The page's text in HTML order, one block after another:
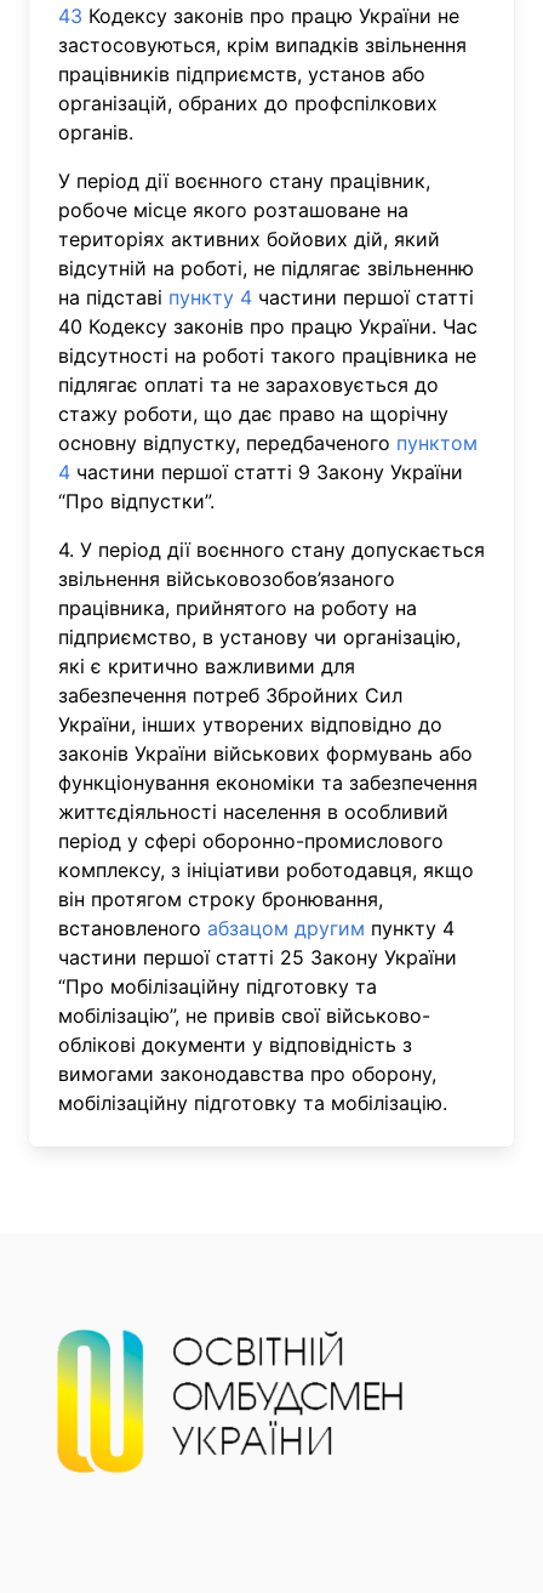
43 Кодексу законів про працю України не
застосовуються, крім випадків звільнення
працівників підприємств, установ або
організацій, обраних до профспілкових
органів.
У період дії воєнного стану працівник,
робоче місце якого розташоване на
територіях активних бойових дій, який
відсутній на роботі, не підлягає звільненню
на підставі пункту 4 частини першої статті
40 Кодексу законів про працю України. Час
відсутності на роботі такого працівника не
підлягає оплаті та не зараховується до
стажу роботи, що дає право на щорічну
основну відпустку, передбаченого пунктом
4 частини першої статті 9 Закону України
“Про відпустки”.
4. У період дії воєнного стану допускається
звільнення військовозобов’язаного
працівника, прийнятого на роботу на
підприємство, в установу чи організацію,
які є критично важливими для
забезпечення потреб Збройних Сил
України, інших утворених відповідно до
законів України військових формувань або
функціонування економіки та забезпечення
життєдіяльності населення в особливий
період у сфері оборонно-промислового
комплексу, з ініціативи роботодавця, якщо
він протягом строку бронювання,
встановленого абзацом другим пункту 4
частини першої статті 25 Закону України
“Про мобілізаційну підготовку та
мобілізацію”, не привів свої військово-
облікові документи у відповідність з
вимогами законодавства про оборону,
мобілізаційну підготовку та мобілізацію.